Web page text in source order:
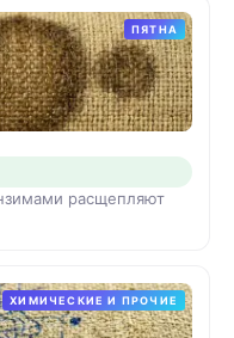
ПЯТНА
расщепляют
ХИМИЧЕСКИЕ И ПРОЧИЕ